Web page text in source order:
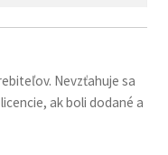
Nevzťahuje sa
ak boli dodané a